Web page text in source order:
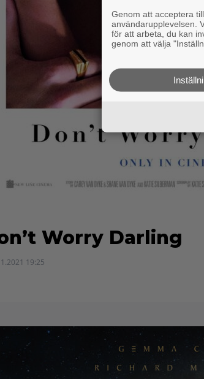
Worry Darling
19:25
Genom att acceptera
användarupplevelsen.
för att arbeta, du kan
genom att välja